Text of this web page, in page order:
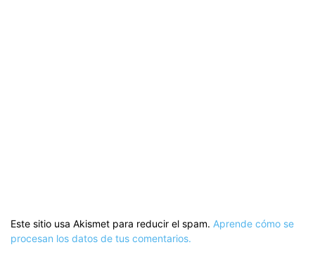
Este sitio usa Akismet para reducir el spam. Aprende cómo se
procesan los datos de tus comentarios.